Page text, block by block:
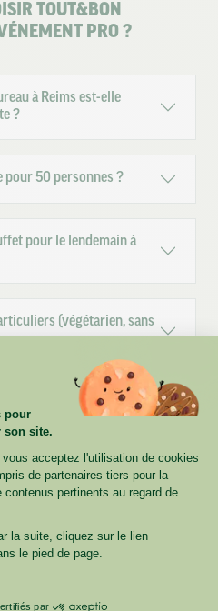
pour
son site.
acceptez l'utilisation de cookies
de partenaires tiers pour la
pertinents au regard de
la suite, cliquez sur le lien
le pied de page.
par
TOUT&BON
PRO ?
à Reims est-elle
?
pour 50 personnes ?
pour le lendemain à
(végétarien, sans
bureau, sur plusieurs
centralisées / paiement
comment passer